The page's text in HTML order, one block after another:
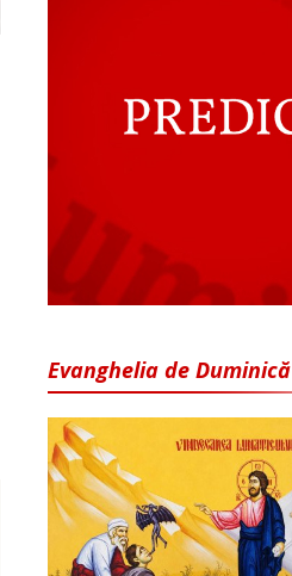
Evanghelia de Duminică